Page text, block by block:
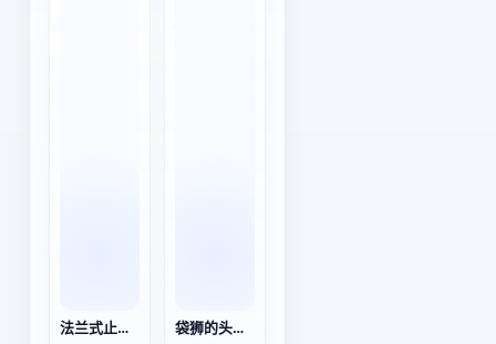
法兰式止回阀 袋狮的头骨模型